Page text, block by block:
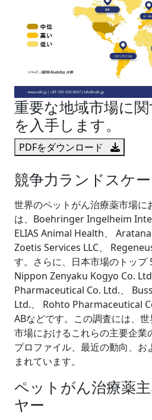
重要な地域市場に
を入手します。
PDFをダウンロード
競争力ランドスケ
世界のペットがん治療薬市場に
は、Boehringer Ingelheim
ELIAS Animal Health、
Zoetis Services LLC、
す。さらに、日本市場のトップ
Nippon Zenyaku Kogyo Co.
Pharmaceutical Co. Ltd.、
Ltd.、 Rohto Pharmaceutical
ABなどです。この調査には、
市場におけるこれらの主要企業
プロファイル、最近の動向、お
まれています。
ペットがん治療薬
ヤー